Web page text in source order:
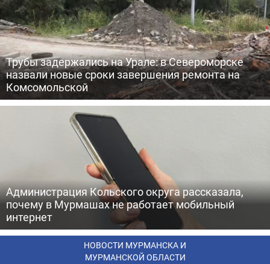
Трубы задержались на Урале: в Североморске
назвали новые сроки завершения ремонта на
Комсомольской
Администрация Кольского округа рассказала,
почему в Мурмашах не работает мобильный
интернет
НОВОСТИ МУРМАНСКА И
МУРМАНСКОЙ ОБЛАСТИ